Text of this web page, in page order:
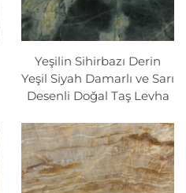
Yeşilin Sihirbazı Derin
Yeşil Siyah Damarlı ve Sarı
Desenli Doğal Taş Levha